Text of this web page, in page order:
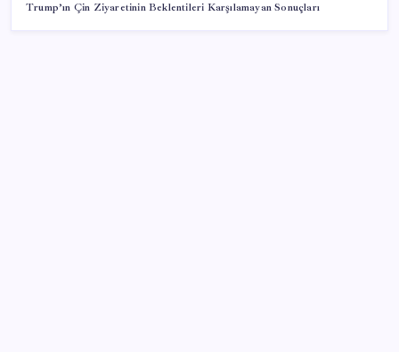
Trump’ın Çin Ziyaretinin Beklentileri Karşılamayan Sonuçları